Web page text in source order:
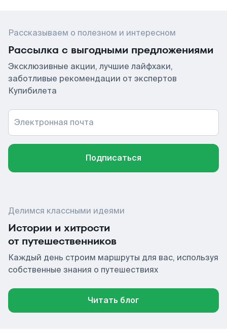
Рассказываем о полезном и интересном
Рассылка с выгодными предложениями
Эксклюзивные акции, лучшие лайфхаки,
заботливые рекомендации от экспертов
Купибилета
Электронная почта
Подписаться
Делимся классными идеями
Истории и хитрости
от путешественников
Каждый день строим маршруты для вас, используя
собственные знания о путешествиях
Читать блог